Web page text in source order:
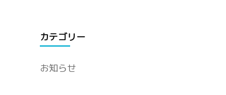
カテゴリー
お知らせ